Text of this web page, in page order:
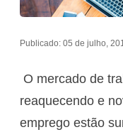
Publicado: 05 de julho,
O mercado de
reaquecendo e
emprego estão